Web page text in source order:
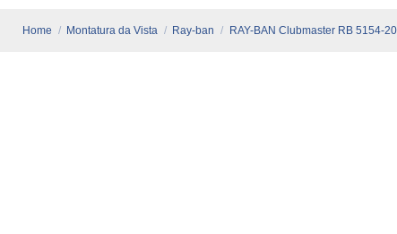
Home Montatura da Vista Ray-ban RAY-BAN Clubmaster RB 5154-